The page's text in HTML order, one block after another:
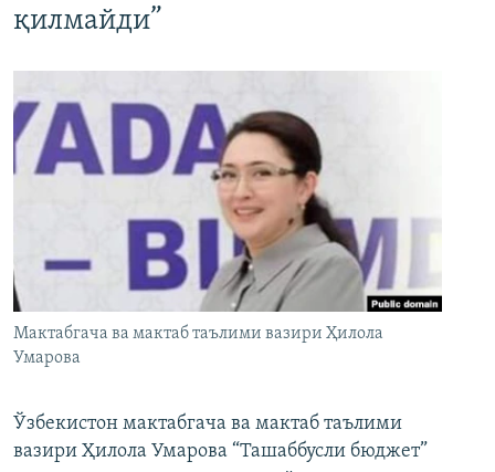
қилмайди”
Мактабгача ва мактаб таълими вазири Ҳилола
Умарова
Ўзбекистон мактабгача ва мактаб таълими
вазири Ҳилола Умарова “Ташаббусли бюджет”